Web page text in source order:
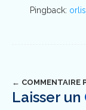
Pingback:
Navigation
← COMMENTAIRE
Laisser un